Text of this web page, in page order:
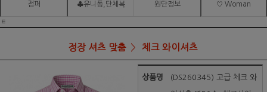
점퍼 ♣유니폼,단체복 원단정보 ♡ Woman
ㅌ
정장 셔츠 맞춤 체크 와이셔츠
상품명 (DS260345) 고급 체크 와